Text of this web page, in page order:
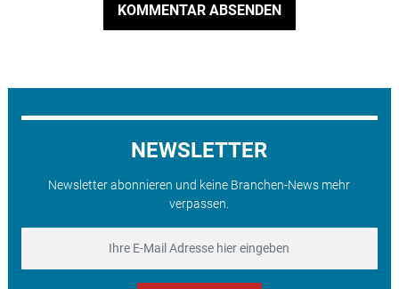
KOMMENTAR ABSENDEN
NEWSLETTER
Newsletter abonnieren und keine Branchen-News mehr
verpassen.